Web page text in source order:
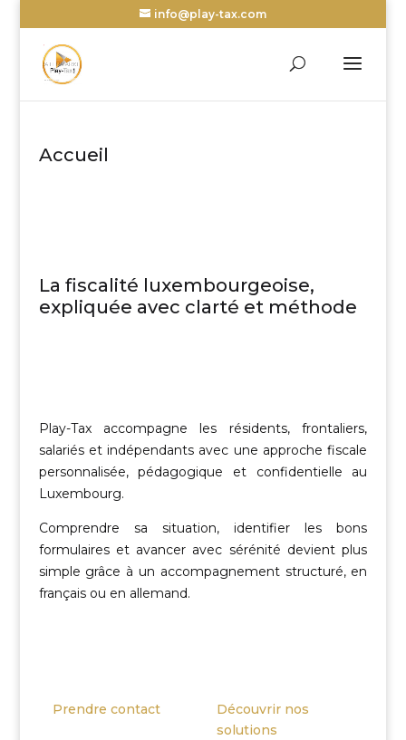
info@play-tax.com
Accueil
La fiscalité luxembourgeoise,
expliquée avec clarté et méthode
Play-Tax accompagne les résidents, frontaliers,
salariés et indépendants avec une approche fiscale
personnalisée, pédagogique et confidentielle au
Luxembourg.
Comprendre sa situation, identifier les bons
formulaires et avancer avec sérénité devient plus
simple grâce à un accompagnement structuré, en
français ou en allemand.
Prendre contact
Découvrir nos
solutions